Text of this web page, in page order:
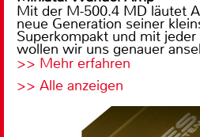
Mit der M-500.4 MD läutet
neue Generation seiner
Superkompakt und mit
wollen wir uns genauer
>> Mehr erfahren
>> Alle anzeigen